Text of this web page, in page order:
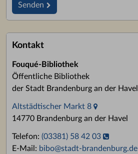
Senden
Kontakt
Fouqué-Bibliothek
Öffentliche Bibliothek
der Stadt Brandenburg an der Havel
Altstädtischer Markt 8
14770 Brandenburg an der Havel
Telefon: (03381) 58 42 03
E-Mail: bibo@stadt-brandenburg.de